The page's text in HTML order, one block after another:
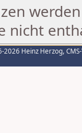
nicht
2026 Heinz Herzog,